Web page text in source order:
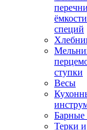
специй
ступки
Весы
Барные
Терки и